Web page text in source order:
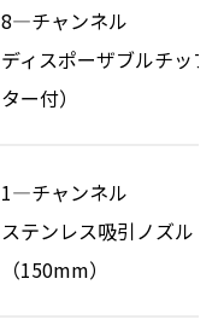
8―チャンネル
ディスポーザブルチッ
ター付）
1―チャンネル
ステンレス吸引ノズル
（150mm）